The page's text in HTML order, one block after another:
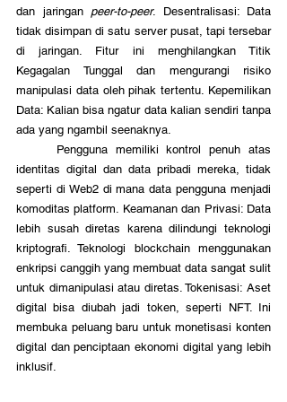
dan jaringan peer-to-peer. Desentralisasi: Data
tidak disimpan di satu server pusat, tapi tersebar
di jaringan. Fitur ini menghilangkan Titik
Kegagalan Tunggal dan mengurangi risiko
manipulasi data oleh pihak tertentu. Kepemilikan
Data: Kalian bisa ngatur data kalian sendiri tanpa
ada yang ngambil seenaknya.
identitas digital dan data pribadi mereka, tidak
seperti di Web2 di mana data pengguna menjadi
komoditas platform. Keamanan dan Privasi: Data
lebih susah diretas karena dilindungi teknologi
kriptografi. Teknologi blockchain menggunakan
enkripsi canggih yang membuat data sangat sulit
untuk dimanipulasi atau diretas. Tokenisasi: Aset
digital bisa diubah jadi token, seperti NFT. Ini
membuka peluang baru untuk monetisasi konten
digital dan penciptaan ekonomi digital yang lebih
inklusif.